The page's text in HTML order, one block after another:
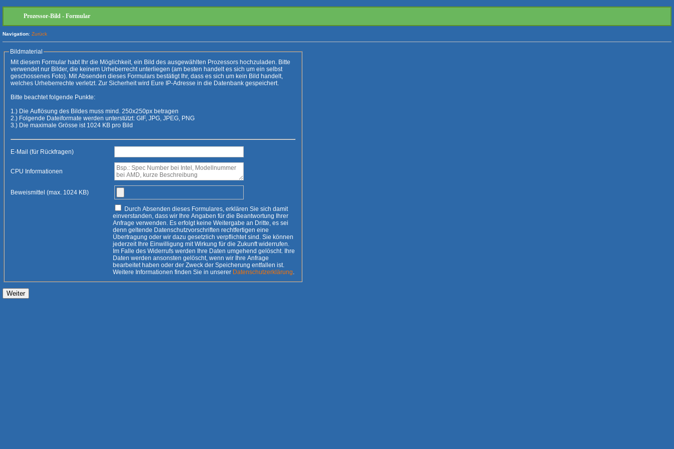
Prozessor-Bild - Formular
Navigation: Zurück
Bildmaterial
Mit diesem Formular habt Ihr die Möglichkeit, ein Bild des ausgewählten Prozessors hochzuladen. Bitte
verwendet nur Bilder, die keinem Urheberrecht unterliegen (am besten handelt es sich um ein selbst
geschossenes Foto). Mit Absenden dieses Formulars bestätigt Ihr, dass es sich um kein Bild handelt,
welches Urheberrechte verletzt. Zur Sicherheit wird Eure IP-Adresse in die Datenbank gespeichert.
Bitte beachtet folgende Punkte:
1.) Die Auflösung des Bildes muss mind. 250x250px betragen
2.) Folgende Dateiformate werden unterstützt: GIF, JPG, JPEG, PNG
3.) Die maximale Grösse ist 1024 KB pro Bild
E-Mail (für Rückfragen)
CPU Informationen
Beweismittel (max. 1024 KB)
einverstanden, dass wir Ihre Angaben für die Beantwortung Ihrer
Anfrage verwenden. Es erfolgt keine Weitergabe an Dritte, es sei
denn geltende Datenschutzvorschriften rechtfertigen eine
Übertragung oder wir dazu gesetzlich verpflichtet sind. Sie können
jederzeit Ihre Einwilligung mit Wirkung für die Zukunft widerrufen.
Im Falle des Widerrufs werden Ihre Daten umgehend gelöscht. Ihre
Daten werden ansonsten gelöscht, wenn wir Ihre Anfrage
bearbeitet haben oder der Zweck der Speicherung entfallen ist.
Weitere Informationen finden Sie in unserer Datenschutzerklärung.